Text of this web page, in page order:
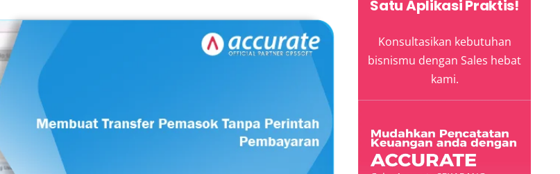
Satu Aplikasi Praktis!
Konsultasikan kebutuhan
bisnismu dengan Sales hebat
kami.